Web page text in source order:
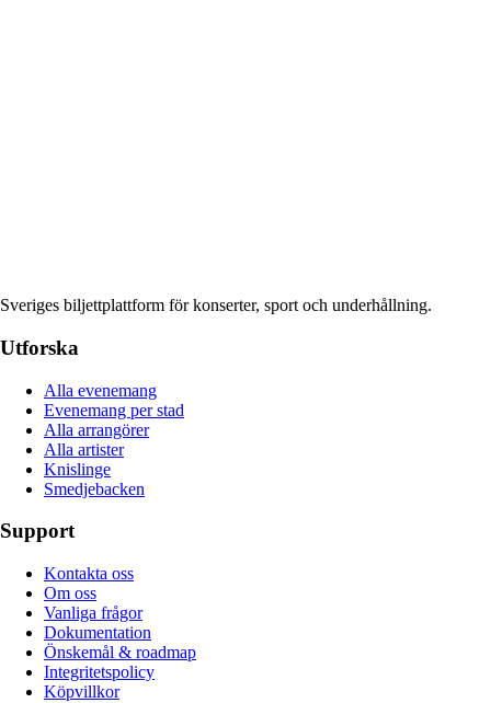
Sveriges biljettplattform för konserter, sport och underhållning.
Utforska
Alla evenemang
Evenemang per stad
Alla arrangörer
Alla artister
Knislinge
Smedjebacken
Support
Kontakta oss
Om oss
Vanliga frågor
Dokumentation
Önskemål & roadmap
Integritetspolicy
Köpvillkor